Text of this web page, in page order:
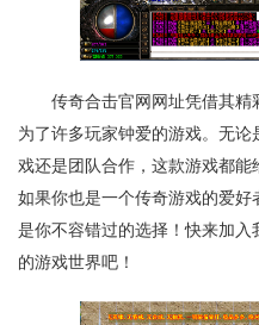
传奇合击官网网址凭借其
为了许多玩家钟爱的游戏。无
戏还是团队合作，这款游戏都能
如果你也是一个传奇游戏的爱
是你不容错过的选择！快来加
的游戏世界吧！